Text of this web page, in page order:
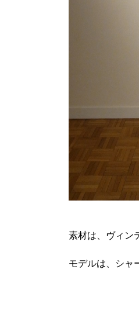
素材は、ヴィン
モデルは、シャ